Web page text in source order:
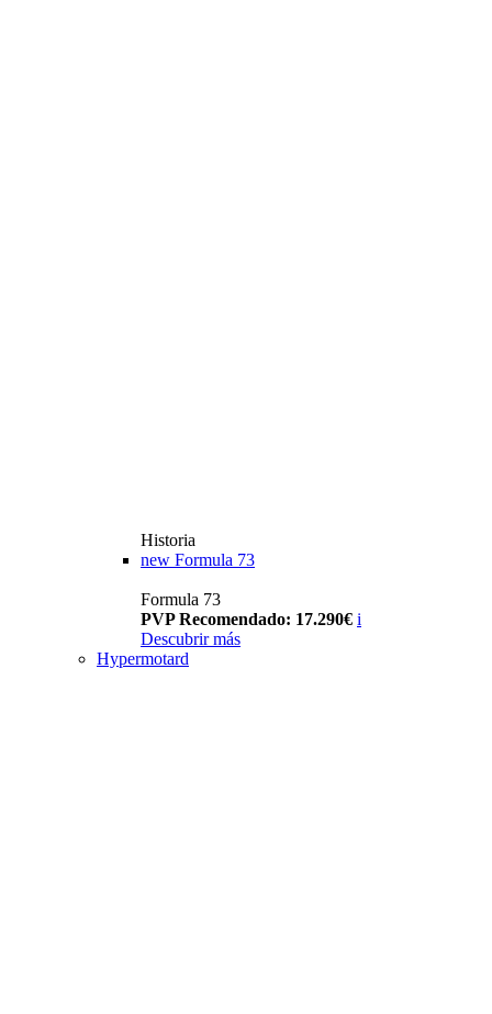
Historia
new Formula 73
Formula 73
PVP Recomendado: 17.290€ i
Descubrir más
Hypermotard